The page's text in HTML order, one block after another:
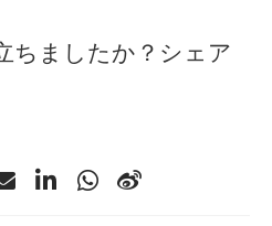
ちましたか？シェア